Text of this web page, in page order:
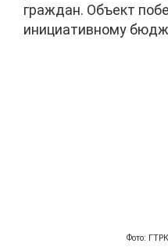
граждан. Объект
инициативному
Фото: